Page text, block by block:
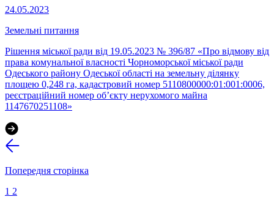
24.05.2023
Земельні питання
Рішення міської ради від 19.05.2023 № 396/87 «Про відмову від
права комунальної власності Чорноморської міської ради
Одеського району Одеської області на земельну ділянку
площею 0,248 га, кадастровий номер 5110800000:01:001:0006,
реєстраційний номер об’єкту нерухомого майна
1147670251108»
Попередня сторінка
1 2